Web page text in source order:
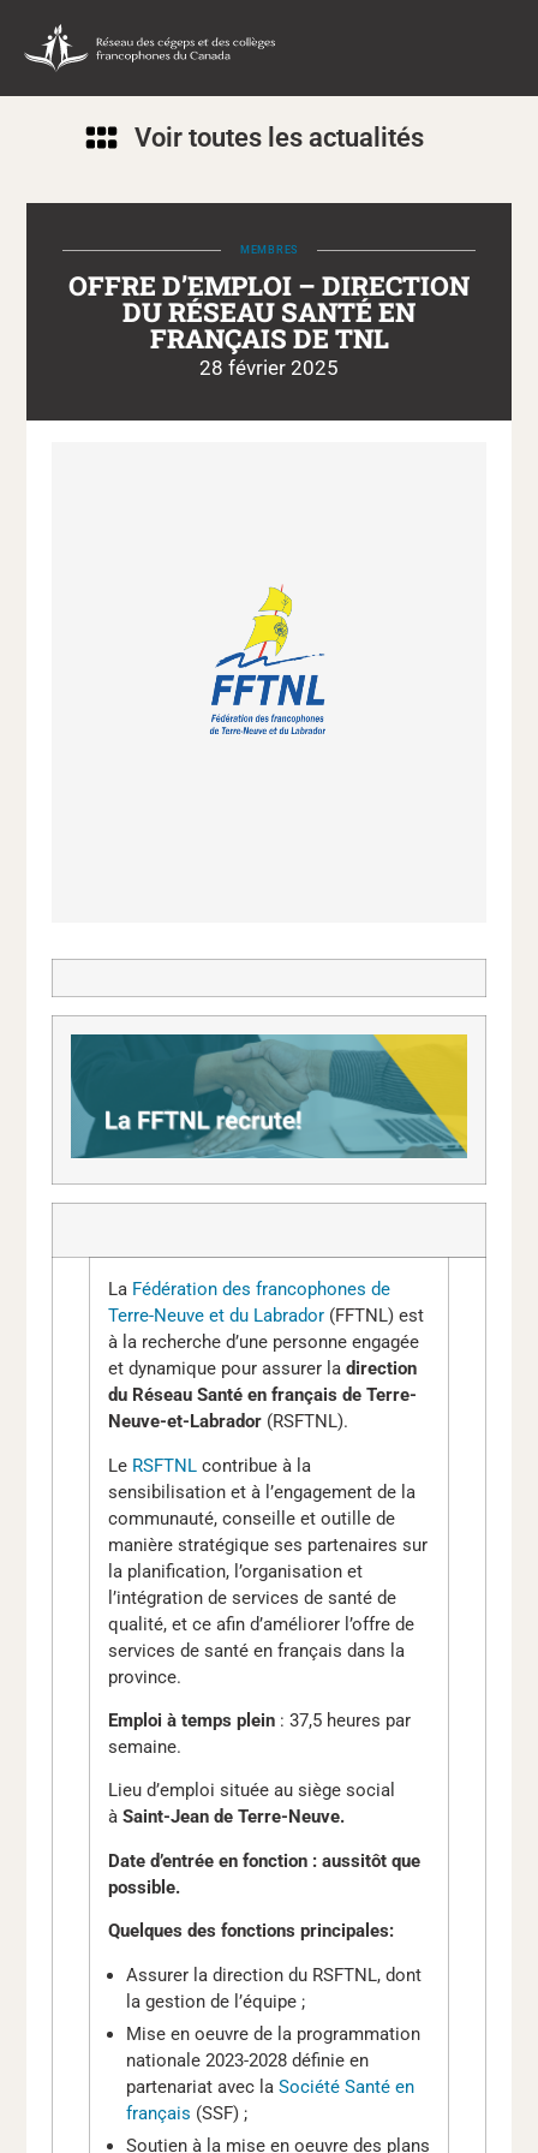
Voir toutes les actualités
MEMBRES
OFFRE D’EMPLOI – DIRECTION
DU RÉSEAU SANTÉ EN
FRANÇAIS DE TNL
28 février 2025
La Fédération des francophones de
Terre-Neuve et du Labrador(FFTNL) est
à la recherche d’une personne engagée
et dynamique pour assurer la direction
du Réseau Santé en français de Terre-
Neuve-et-Labrador(RSFTNL).
Le RSFTNLcontribue à la
sensibilisation et à l’engagement de la
communauté, conseille et outille de
manière stratégique ses partenaires sur
la planification, l’organisation et
l’intégration de services de santé de
qualité, et ce afin d’améliorer l’offre de
services de santé en français dans la
province.
Emploi à temps plein: 37,5 heures par
semaine.
Lieu d’emploi située au siège social
à Saint-Jean de Terre-Neuve.
Date d’entrée en fonction : aussitôt que
possible.
Quelques des fonctions principales:
Assurer la direction du RSFTNL, dont
la gestion de l’équipe ;
Mise en oeuvre de la programmation
nationale 2023-2028 définie en
partenariat avec la Société Santé en
français (SSF) ;
Soutien à la mise en oeuvre des plans